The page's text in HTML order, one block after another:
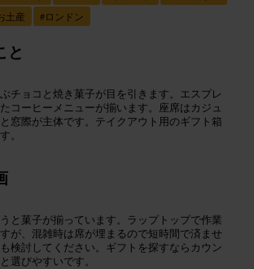
土産 #ロンドン
と
チョコと焼き菓子が目を引きます。エスプレ
コーヒーメニューが揃います。座席はカジュ
窓際が主体です。テイクアウト用のギフト箱
。
と菓子が揃っています。ラップトップで作業
が、混雑時は席が埋まるので短時間で済ませ
検討してください。ギフトを探すならカウン
選びやすいです。